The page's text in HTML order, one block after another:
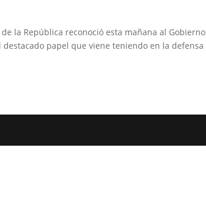
la República reconoció esta mañana al Gobierno
papel que viene teniendo en la defensa